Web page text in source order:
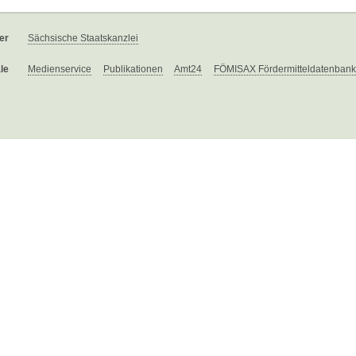
Sächsische Staatskanzlei
Medienservice Publikationen Amt24 FÖMISAX Fördermitteldatenbank